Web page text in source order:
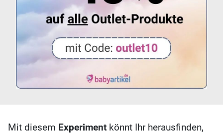
Mit diesem Experiment könnt Ihr herausfinden,